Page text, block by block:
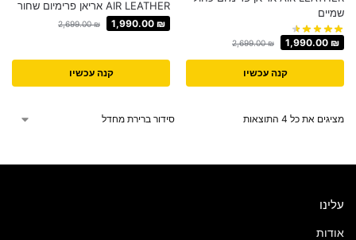
שמיים
2,699.00₪ 1,990.00 ₪
קנה עכשיו
AIR LEATHER אריאן פרימיום שחור
2,699.00₪ 1,990.00 ₪
קנה עכשיו
מציגים את כל ⁦4⁩ התוצאות
עלינו
אודות